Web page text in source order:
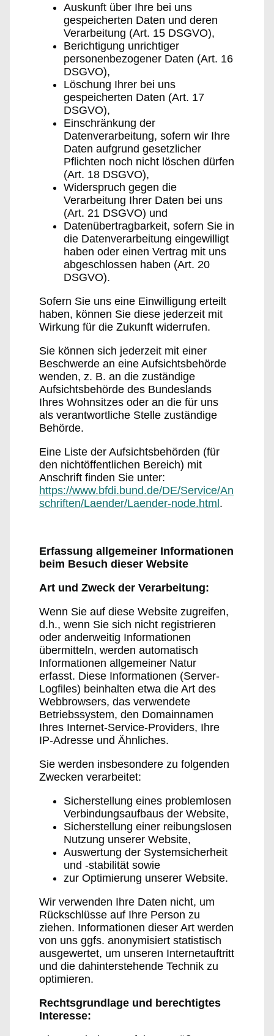
Auskunft über Ihre bei uns
gespeicherten Daten und deren
Verarbeitung (Art. 15 DSGVO),
Berichtigung unrichtiger
personenbezogener Daten (Art. 16
DSGVO),
Löschung Ihrer bei uns
gespeicherten Daten (Art. 17
DSGVO),
Einschränkung der
Datenverarbeitung, sofern wir Ihre
Daten aufgrund gesetzlicher
Pflichten noch nicht löschen dürfen
(Art. 18 DSGVO),
Widerspruch gegen die
Verarbeitung Ihrer Daten bei uns
(Art. 21 DSGVO) und
Datenübertragbarkeit, sofern Sie in
die Datenverarbeitung eingewilligt
haben oder einen Vertrag mit uns
abgeschlossen haben (Art. 20
DSGVO).
Sofern Sie uns eine Einwilligung erteilt
haben, können Sie diese jederzeit mit
Wirkung für die Zukunft widerrufen.
Sie können sich jederzeit mit einer
Beschwerde an eine Aufsichtsbehörde
wenden, z. B. an die zuständige
Aufsichtsbehörde des Bundeslands
Ihres Wohnsitzes oder an die für uns
als verantwortliche Stelle zuständige
Behörde.
Eine Liste der Aufsichtsbehörden (für
den nichtöffentlichen Bereich) mit
Anschrift finden Sie unter:
https://www.bfdi.bund.de/DE/Service/An
schriften/Laender/Laender-node.html.
Erfassung allgemeiner Informationen
beim Besuch dieser Website
Art und Zweck der Verarbeitung:
Wenn Sie auf diese Website zugreifen,
d.h., wenn Sie sich nicht registrieren
oder anderweitig Informationen
übermitteln, werden automatisch
Informationen allgemeiner Natur
erfasst. Diese Informationen (Server-
Logfiles) beinhalten etwa die Art des
Webbrowsers, das verwendete
Betriebssystem, den Domainnamen
Ihres Internet-Service-Providers, Ihre
IP-Adresse und Ähnliches.
Sie werden insbesondere zu folgenden
Zwecken verarbeitet:
Sicherstellung eines problemlosen
Verbindungsaufbaus der Website,
Sicherstellung einer reibungslosen
Nutzung unserer Website,
Auswertung der Systemsicherheit
und -stabilität sowie
zur Optimierung unserer Website.
Wir verwenden Ihre Daten nicht, um
Rückschlüsse auf Ihre Person zu
ziehen. Informationen dieser Art werden
von uns ggfs. anonymisiert statistisch
ausgewertet, um unseren Internetauftritt
und die dahinterstehende Technik zu
optimieren.
Rechtsgrundlage und berechtigtes
Interesse: